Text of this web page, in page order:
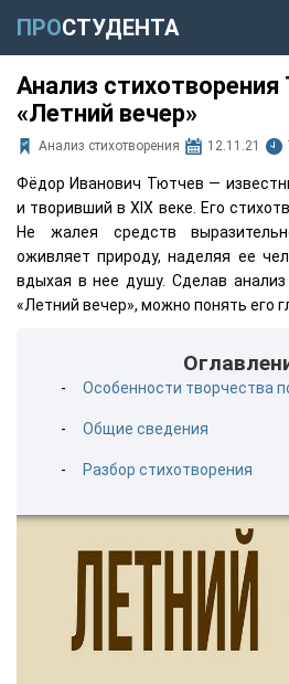
ПРОСТУДЕНТА
Анализ
«Летний вечер»
Анализ стихотворения 12.11.21
Фёдор Иванович Тютчев —
и творивший в XIX веке. Его
Не жалея средств
оживляет природу, наделяя ее
вдыхая в нее душу. Сделав
«Летний вечер», можно понять его
Особенности творчества
Общие сведения
Разбор стихотворения